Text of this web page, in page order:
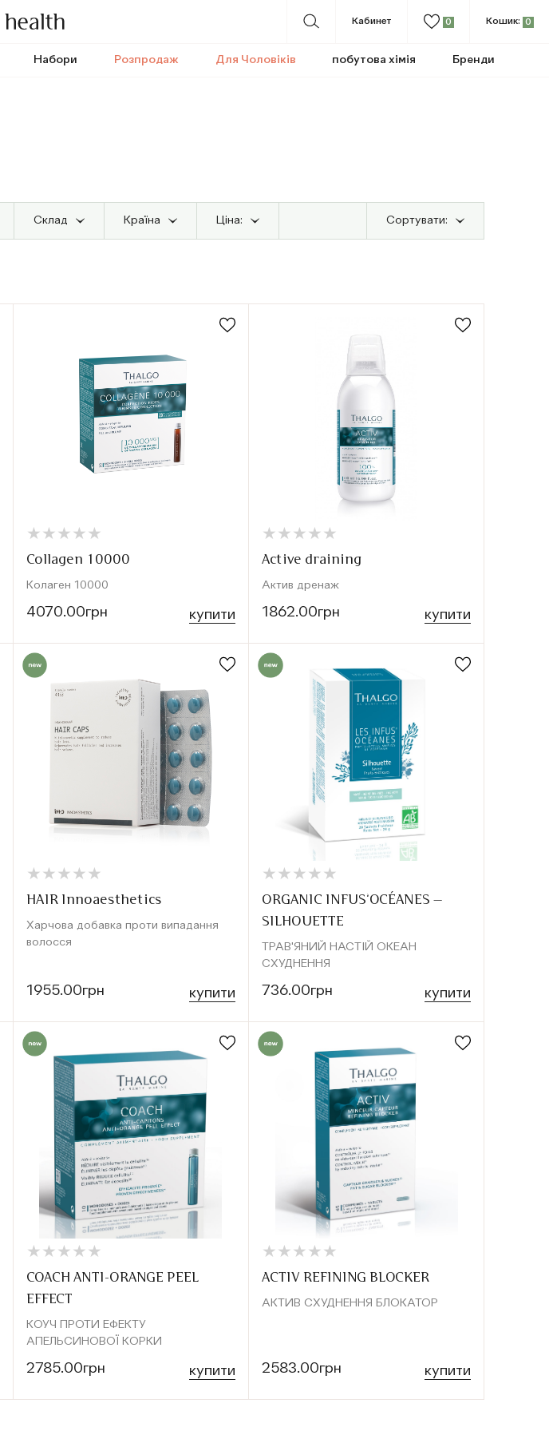
Набори Розпродаж Для Чоловіків побутова хімія Бренди
Кабинет 0 Кошик: 0
Cклад Країна Ціна: Сортувати:
★
★ ★
★ ★
★ ★
★ ★
★
Collagen 10000
Колаген 10000
4070.00грн купити
★
★ ★
★ ★
★ ★
★ ★
★
Active draining
Актив дренаж
1862.00грн купити
★
★ ★
★ ★
★ ★
★ ★
★
HAIR Innoaesthetics
Харчова добавка проти випадання
волосся
1955.00грн купити
★
★ ★
★ ★
★ ★
★ ★
★
ORGANIC INFUS’OCÉANES —
SILHOUETTE
ТРАВ'ЯНИЙ НАСТІЙ ОКЕАН
СХУДНЕННЯ
736.00грн купити
★
★ ★
★ ★
★ ★
★ ★
★
COACH ANTI-ORANGE PEEL
EFFECT
КОУЧ ПРОТИ ЕФЕКТУ
АПЕЛЬСИНОВОЇ КОРКИ
2785.00грн купити
★
★ ★
★ ★
★ ★
★ ★
★
ACTIV REFINING BLOCKER
АКТИВ СХУДНЕННЯ БЛОКАТОР
2583.00грн купити